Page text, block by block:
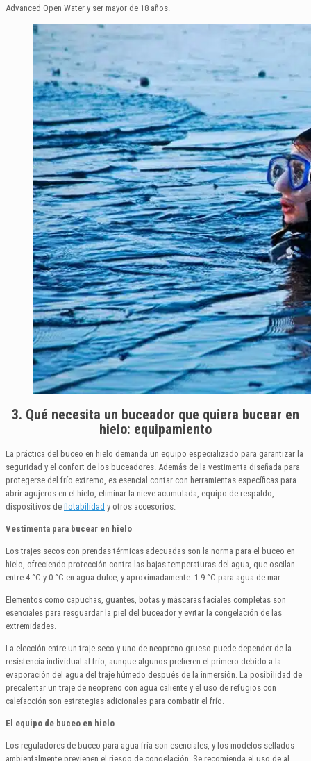
Advanced Open Water y ser mayor de 18 años.
3. Qué necesita un buceador que quiera bucear en
hielo: equipamiento
La práctica del buceo en hielo demanda un equipo especializado para garantizar la
seguridad y el confort de los buceadores. Además de la vestimenta diseñada para
protegerse del frío extremo, es esencial contar con herramientas específicas para
abrir agujeros en el hielo, eliminar la nieve acumulada, equipo de respaldo,
dispositivos de flotabilidad y otros accesorios.
Vestimenta para bucear en hielo
Los trajes secos con prendas térmicas adecuadas son la norma para el buceo en
hielo, ofreciendo protección contra las bajas temperaturas del agua, que oscilan
entre 4 °C y 0 °C en agua dulce, y aproximadamente -1.9 °C para agua de mar.
Elementos como capuchas, guantes, botas y máscaras faciales completas son
esenciales para resguardar la piel del buceador y evitar la congelación de las
extremidades.
La elección entre un traje seco y uno de neopreno grueso puede depender de la
resistencia individual al frío, aunque algunos prefieren el primero debido a la
evaporación del agua del traje húmedo después de la inmersión. La posibilidad de
precalentar un traje de neopreno con agua caliente y el uso de refugios con
calefacción son estrategias adicionales para combatir el frío.
El equipo de buceo en hielo
Los reguladores de buceo para agua fría son esenciales, y los modelos sellados
ambientalmente previenen el riesgo de congelación. Se recomienda el uso de al